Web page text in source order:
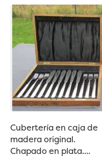
Cubertería en caja de
madera original.
Chapado en plata....